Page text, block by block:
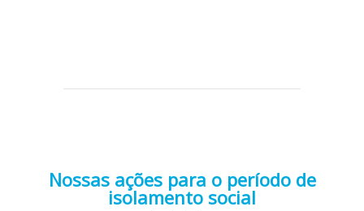
Nossas ações para o período de
isolamento social